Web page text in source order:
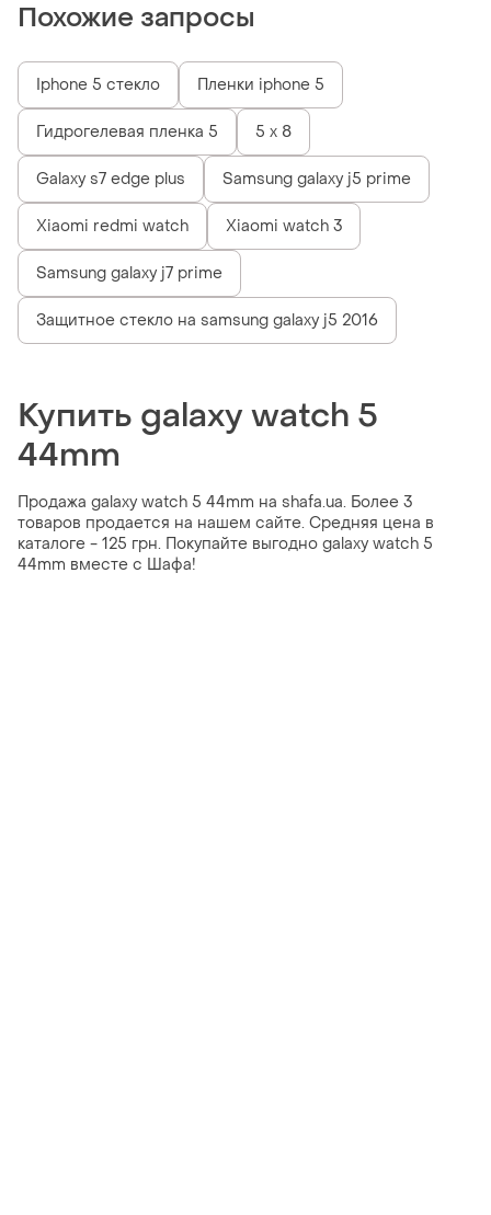
Похожие запросы
Iphone 5 стекло Пленки iphone 5
Гидрогелевая пленка 5 5 x 8
Galaxy s7 edge plus Samsung galaxy j5 prime
Xiaomi redmi watch Xiaomi watch 3
Samsung galaxy j7 prime
Защитное стекло на samsung galaxy j5 2016
Купить galaxy watch 5
44mm
Продажа galaxy watch 5 44mm на shafa.ua. Более 3
товаров продается на нашем сайте. Средняя цена в
каталоге - 125 грн. Покупайте выгодно galaxy watch 5
44mm вместе с Шафа!